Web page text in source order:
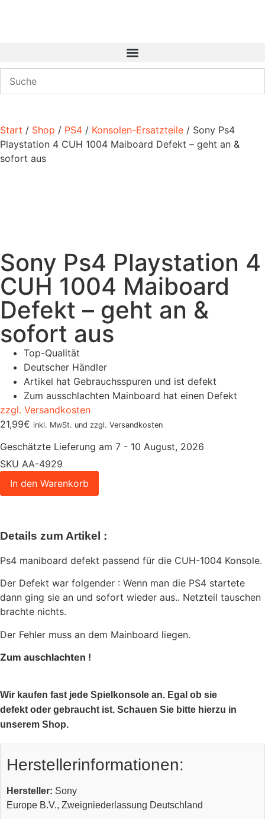
Start / Shop / PS4 / Konsolen-Ersatzteile / Sony Ps4
Playstation 4 CUH 1004 Maiboard Defekt – geht an &
sofort aus
Sony Ps4 Playstation 4
CUH 1004 Maiboard
Defekt – geht an &
sofort aus
Top-Qualität
Deutscher Händler
Artikel hat Gebrauchsspuren und ist defekt
Zum ausschlachten Mainboard hat einen Defekt
zzgl. Versandkosten
21,99€ inkl. MwSt. und zzgl. Versandkosten
Geschätzte Lieferung am 7 - 10 August, 2026
SKU AA-4929
In den Warenkorb
Details zum Artikel :
Ps4 maniboard defekt passend für die CUH-1004 Konsole.
Der Defekt war folgender : Wenn man die PS4 startete
dann ging sie an und sofort wieder aus.. Netzteil tauschen
brachte nichts.
Der Fehler muss an dem Mainboard liegen.
Zum auschlachten !
Wir kaufen fast jede Spielkonsole an. Egal ob sie
defekt oder gebraucht ist. Schauen Sie bitte hierzu in
unserem Shop.
Herstellerinformationen:
Hersteller: Sony
Europe B.V., Zweigniederlassung Deutschland